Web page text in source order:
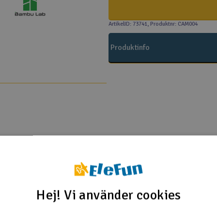
ArtikelID: 73741, Produktnr: CAM004
Produktinfo
Hej! Vi använder cookies